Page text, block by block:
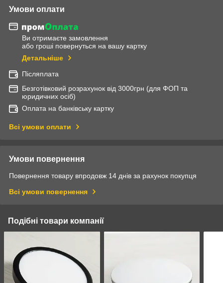
Умови оплати
Ви отримаєте замовлення
або гроші повернуться на вашу картку
Детальніше
Післяплата
Безготівковий розрахунок від 3000грн (для ФОП та
юридичних осіб)
Оплата на банківську картку
Всі умови оплати
Умови повернення
Повернення товару впродовж 14 днів за рахунок покупця
Всі умови повернення
Подібні товари компанії